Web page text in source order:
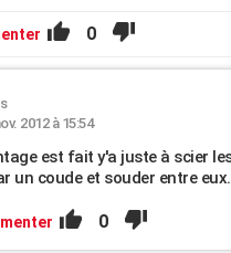
0
2012 à 15:54
est fait y'a juste à scier
un coude et souder entre eux.
0